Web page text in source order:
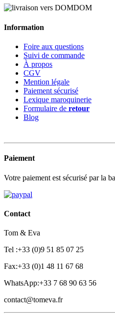
Information
Foire aux questions
Suivi de commande
À propos
CGV
Mention légale
Paiement sécurisé
Lexique maroquinerie
Formulaire de retour
Blog
Paiement
Votre paiement est sécurisé par la
Contact
Tom & Eva
Tel :+33 (0)9 51 85 07 25
Fax:+33 (0)1 48 11 67 68
WhatsApp:+33 7 68 90 63 56
contact@tomeva.fr